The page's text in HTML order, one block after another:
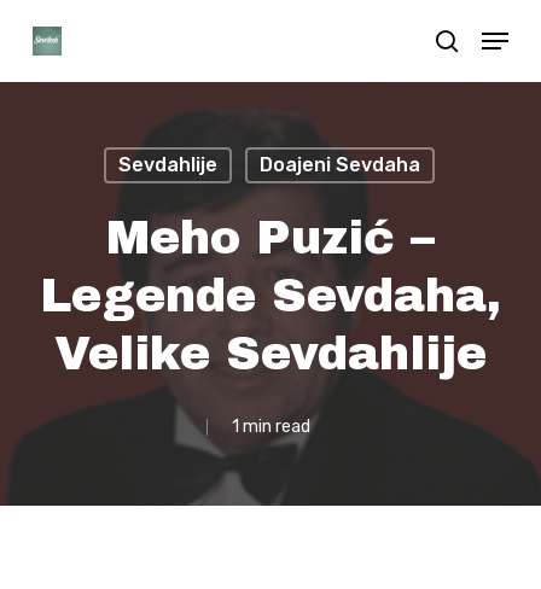
search
Menu
Sevdahlije Doajeni Sevdaha
Meho Puzić –
Legende Sevdaha,
Velike Sevdahlije
1 min read
Close